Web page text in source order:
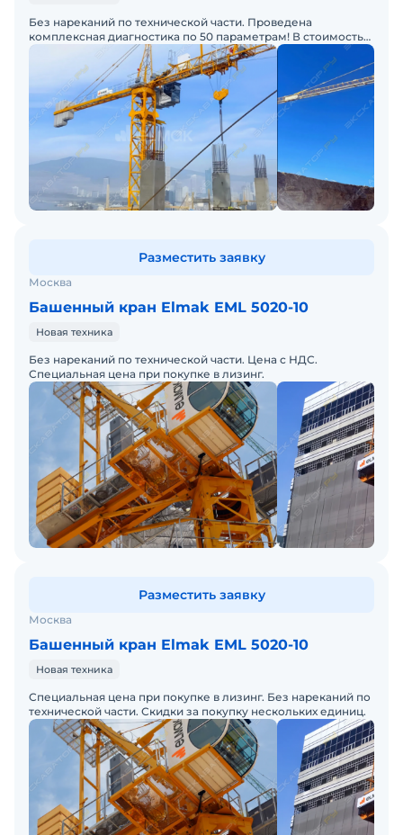
Без нареканий по технической части. Проведена
комплексная диагностика по 50 параметрам! В стоимость
включена предпродажная подготовка.
Москва
Башенный кран Elmak EML 5020-10
Новая техника
Без нареканий по технической части. Цена с НДС.
Специальная цена при покупке в лизинг.
Разместить заявку
Москва
Башенный кран Elmak EML 5020-10
Новая техника
Специальная цена при покупке в лизинг. Без нареканий по
технической части. Скидки за покупку нескольких единиц.
Разместить заявку